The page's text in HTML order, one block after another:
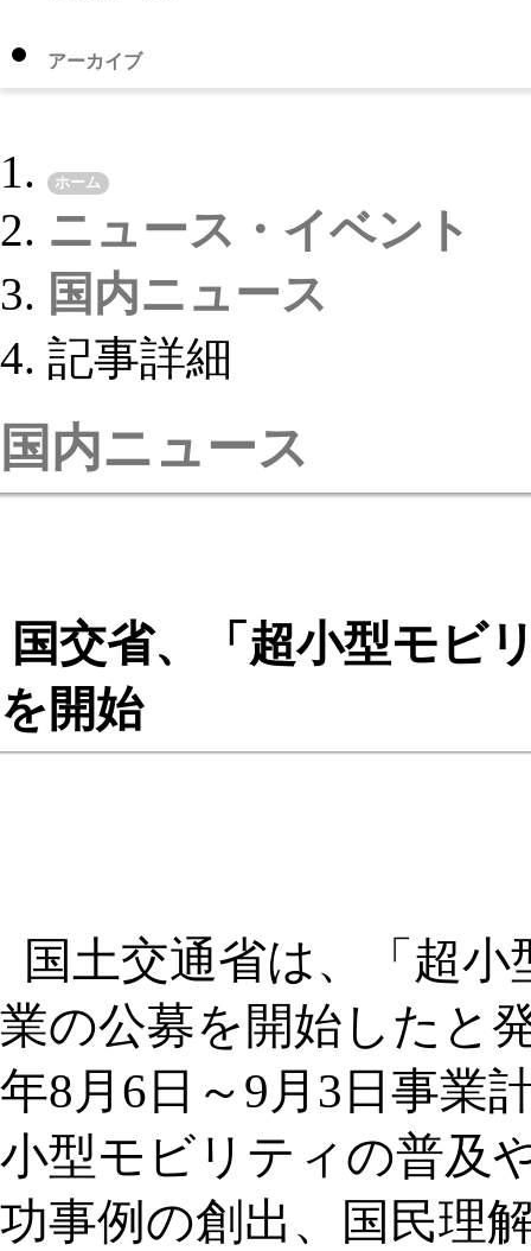
アーカイブ
ホーム
ニュース・イベント
国内ニュース
記事詳細
国内ニュース
国交省、「超小型モビ
を開始
国土交通省は、「超
業の公募を開始したと
年8月6日～9月3日事業
小型モビリティの普及
功事例の創出、国民理